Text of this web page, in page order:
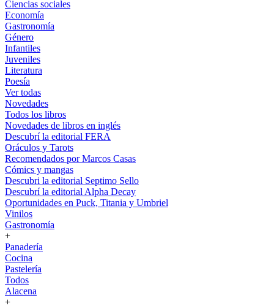
Ciencias sociales
Economía
Gastronomía
Género
Infantiles
Juveniles
Literatura
Poesía
Ver todas
Novedades
Todos los libros
Novedades de libros en inglés
Descubrí la editorial FERA
Oráculos y Tarots
Recomendados por Marcos Casas
Cómics y mangas
Descubri la editorial Septimo Sello
Descubrí la editorial Alpha Decay
Oportunidades en Puck, Titania y Umbriel
Vinilos
Gastronomía
+
Panadería
Cocina
Pastelería
Todos
Alacena
+